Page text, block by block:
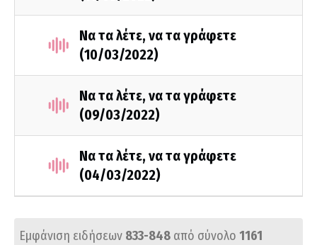
Να τα λέτε, να τα γράφετε
(10/03/2022)
Να τα λέτε, να τα γράφετε
(09/03/2022)
Να τα λέτε, να τα γράφετε
(04/03/2022)
Εμφάνιση ειδήσεων 833-848 από σύνολο 1161